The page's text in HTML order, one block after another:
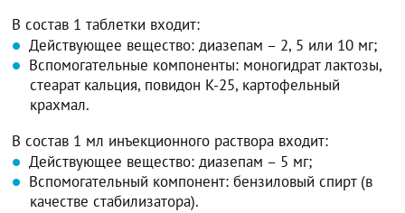
В состав 1 таблетки входит:
Действующее вещество: диазепам – 2, 5 или 10 мг;
Вспомогательные компоненты: моногидрат лактозы,
стеарат кальция, повидон К-25, картофельный
крахмал.
В состав 1 мл инъекционного раствора входит:
Действующее вещество: диазепам – 5 мг;
Вспомогательный компонент: бензиловый спирт (в
качестве стабилизатора).